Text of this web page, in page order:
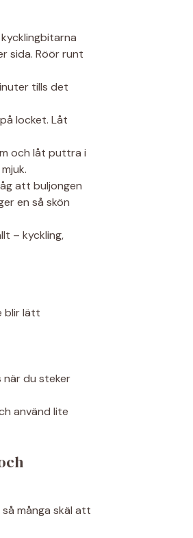
sida. Röör runt
tills det
locket. Låt
och låt puttra i
att buljongen
en så skön
– kyckling,
blir lätt
när du steker
använd lite
många skäl att